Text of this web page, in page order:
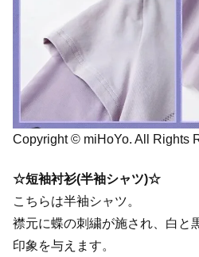
Copyright © miHoYo. All Rights
☆短袖衬衫(半袖シャツ)☆
こちらは半袖シャツ。
襟元に蝶の刺繍が施され、白と
印象を与えます。